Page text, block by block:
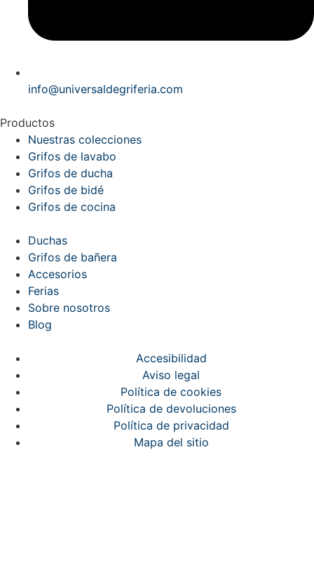
info@universaldegriferia.com
Productos
Nuestras colecciones
Grifos de lavabo
Grifos de ducha
Grifos de bidé
Grifos de cocina
Duchas
Grifos de bañera
Accesorios
Ferias
Sobre nosotros
Blog
Accesibilidad
Aviso legal
Política de cookies
Política de devoluciones
Política de privacidad
Mapa del sitio